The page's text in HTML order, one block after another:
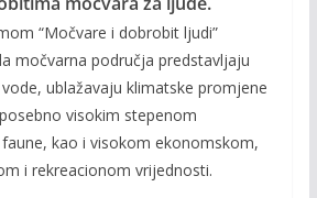
n
k
“Močvare i dobrobit ljudi”
močvarna područja predstavljaju
ublažavaju klimatske promjene
visokim stepenom
kao i visokom ekonomskom,
i rekreacionom vrijednosti.